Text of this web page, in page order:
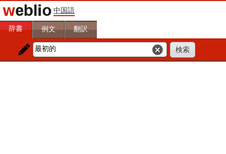
中国語
辞書 例文 翻訳